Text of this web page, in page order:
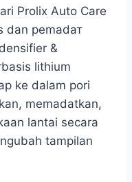
Prolix Auto Care
dan pemadат
&
lithium
ke dalam pori
memadatkan,
lantai secara
tampilan